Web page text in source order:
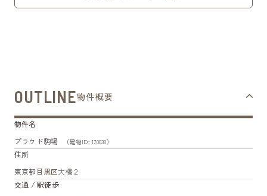
OUTLINE物件概要
物件名
プラウド駒場
（建物ID: 170038）
住所
東京都 目黒区大橋２
交通 / 駅徒歩